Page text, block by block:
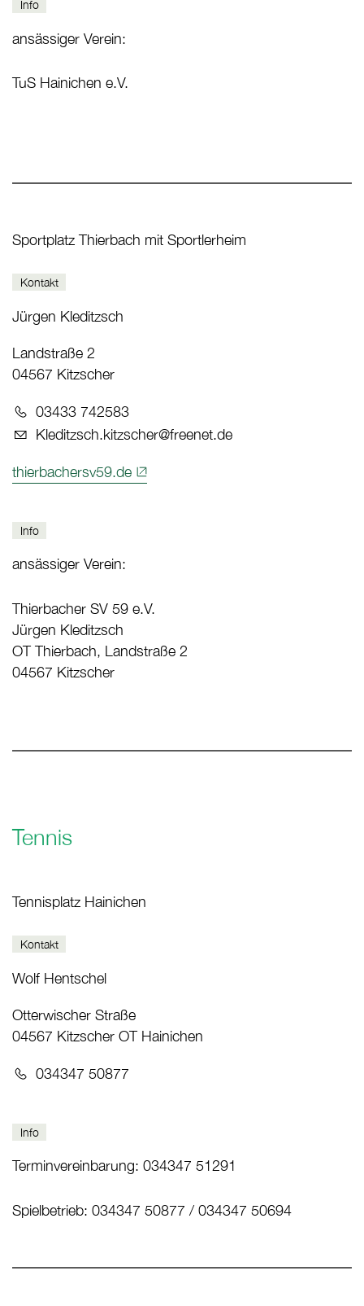
Info
ansässiger Verein:
TuS Hainichen e.V.
Sportplatz Thierbach mit Sportlerheim
Kontakt
Jürgen Kleditzsch
Landstraße 2
04567 Kitzscher
Telefon:
03433 742583
E-Mail:
Kleditzsch.kitzscher@freenet.de
thierbachersv59.de
Info
ansässiger Verein:
Thierbacher SV 59 e.V.
Jürgen Kleditzsch
OT Thierbach, Landstraße 2
04567 Kitzscher
Tennis
Tennisplatz Hainichen
Kontakt
Wolf Hentschel
Otterwischer Straße
04567 Kitzscher OT Hainichen
Telefon:
034347 50877
Info
Terminvereinbarung: 034347 51291
Spielbetrieb: 034347 50877 / 034347 50694